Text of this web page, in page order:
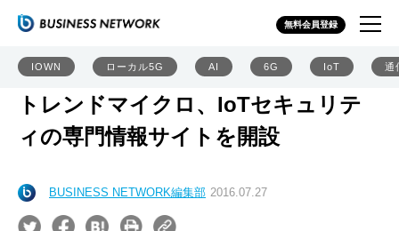
無料会員登録
IOWN ローカル5G AI 6G IoT 通
トレンドマイクロ、IoTセキュリテ
ィの専門情報サイトを開設
BUSINESS NETWORK編集部 2016.07.27